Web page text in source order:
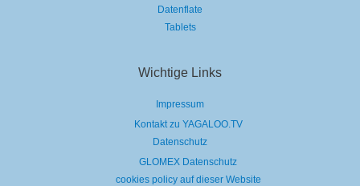
Datenflate
Tablets
Wichtige Links
Impressum
Kontakt zu YAGALOO.TV
Datenschutz
GLOMEX Datenschutz
cookies policy auf dieser Website